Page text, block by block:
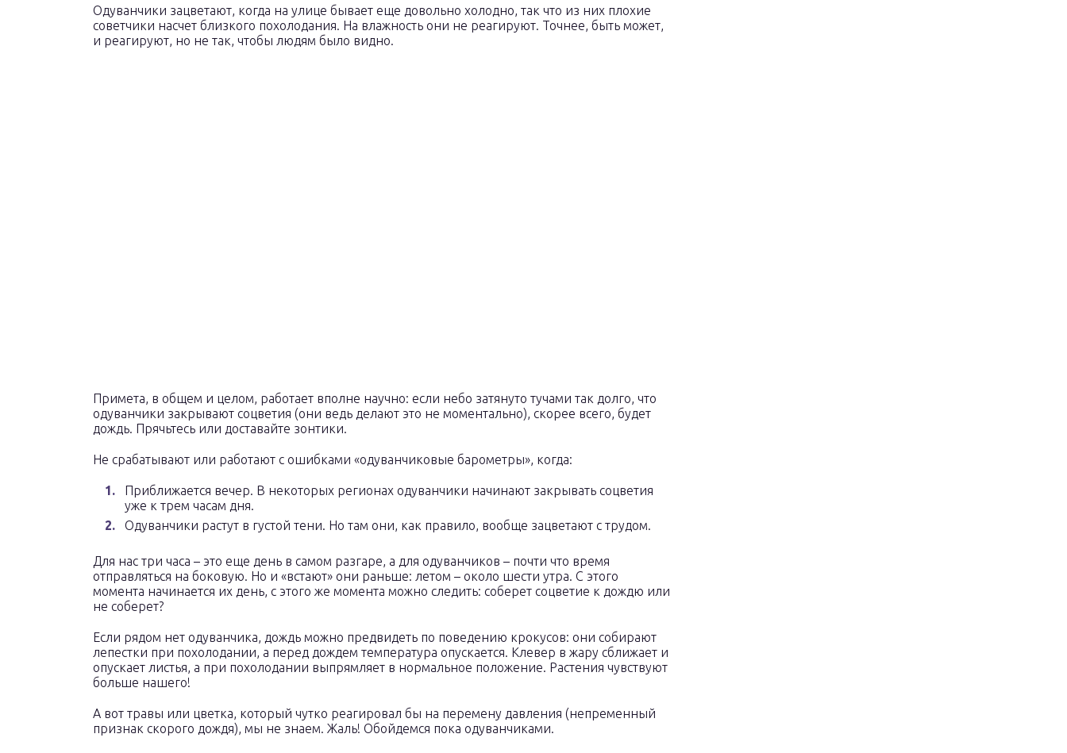
Одуванчики зацветают, когда на улице бывает еще довольно холодно, так что из них плохие
советчики насчет близкого похолодания. На влажность они не реагируют. Точнее, быть может,
и реагируют, но не так, чтобы людям было видно.
Примета, в общем и целом, работает вполне научно: если небо затянуто тучами так долго, что
одуванчики закрывают соцветия (они ведь делают это не моментально), скорее всего, будет
дождь. Прячьтесь или доставайте зонтики.
Не срабатывают или работают с ошибками «одуванчиковые барометры», когда:
Приближается вечер. В некоторых регионах одуванчики начинают закрывать соцветия
уже к трем часам дня.
Одуванчики растут в густой тени. Но там они, как правило, вообще зацветают с трудом.
Для нас три часа – это еще день в самом разгаре, а для одуванчиков – почти что время
отправляться на боковую. Но и «встают» они раньше: летом – около шести утра. С этого
момента начинается их день, с этого же момента можно следить: соберет соцветие к дождю или
не соберет?
Если рядом нет одуванчика, дождь можно предвидеть по поведению крокусов: они собирают
лепестки при похолодании, а перед дождем температура опускается. Клевер в жару сближает и
опускает листья, а при похолодании выпрямляет в нормальное положение. Растения чувствуют
больше нашего!
А вот травы или цветка, который чутко реагировал бы на перемену давления (непременный
признак скорого дождя), мы не знаем. Жаль! Обойдемся пока одуванчиками.